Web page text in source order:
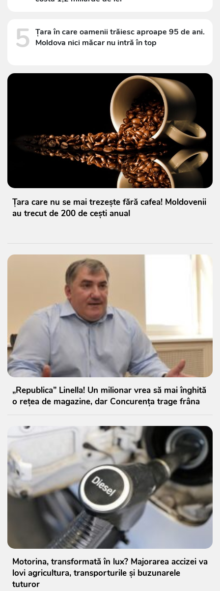
5 Țara în care oamenii trăiesc aproape 95 de ani.
Moldova nici măcar nu intră în top
Țara care nu se mai trezește fără cafea! Moldovenii
au trecut de 200 de cești anual
„Republica” Linella! Un milionar vrea să mai înghită
o rețea de magazine, dar Concurența trage frâna
Motorina, transformată în lux? Majorarea accizei va
lovi agricultura, transporturile și buzunarele
tuturor